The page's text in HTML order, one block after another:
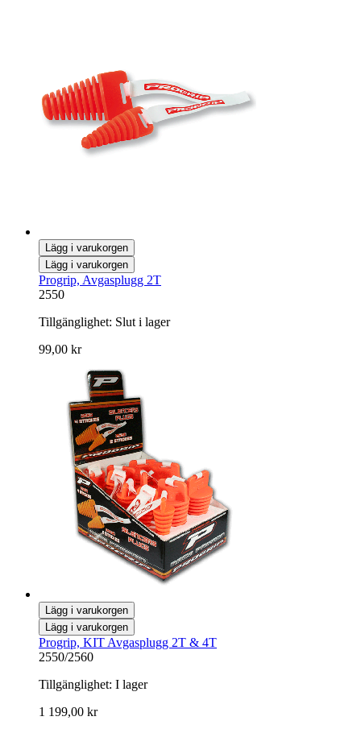
Lägg i varukorgen
Lägg i varukorgen
Progrip, Avgasplugg 2T
2550
Tillgänglighet: Slut i lager
99,00 kr
Lägg i varukorgen
Lägg i varukorgen
Progrip, KIT Avgasplugg 2T & 4T
2550/2560
Tillgänglighet: I lager
1 199,00 kr